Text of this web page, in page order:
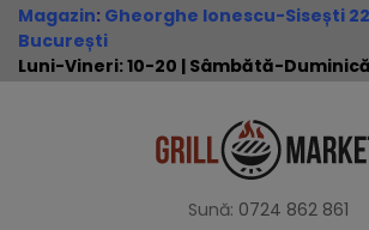
Magazin: Gheorghe Ionescu-Sisești
București
Luni-Vineri: 10-20 | Sâmbătă-
Sună: 0724 862 861